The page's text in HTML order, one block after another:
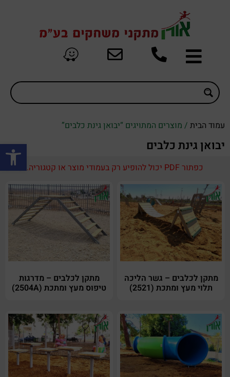
פתח
עמוד הבית / מוצרים המתויגים “יבואן גינת כלבים”
יבואן גינת כלבים
כפתור PDF יכול להופיע רק בעמודי מוצר או קטגוריה.
מתקן לכלבים – גשר הליכה
תלוי מעץ ומתכת (2521)
מתקן לכלבים – מדרגות
טיפוס מעץ ומתכת (2504A)